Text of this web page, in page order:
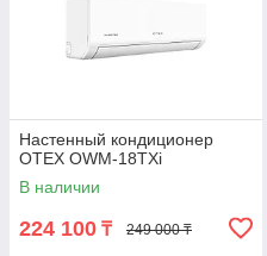
Настенный кондиционер
OTEX OWM-18TXi
В наличии
224 100 ₸ 249 000 ₸